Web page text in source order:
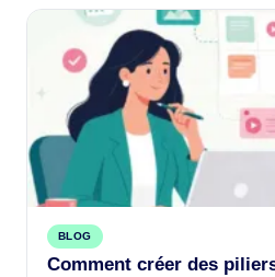
BLOG
Comment créer des